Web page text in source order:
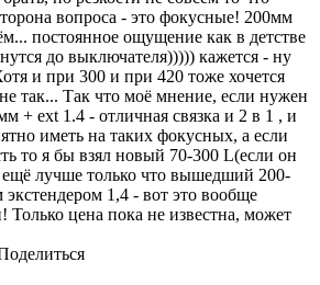
вопроса - это фокусные! 200мм
постоянное ощущение как в детстве
до выключателя))))) кажется - ну
и при 300 и при 420 тоже хочется
так... Так что моё мнение, если нужен
+ ext 1.4 - отличная связка и 2 в 1 , и
иметь на таких фокусных, а если
то я бы взял новый 70-300 L(если он
ещё лучше только что вышедший 200-
1,4 - вот это вообще
Только цена пока не известна, может